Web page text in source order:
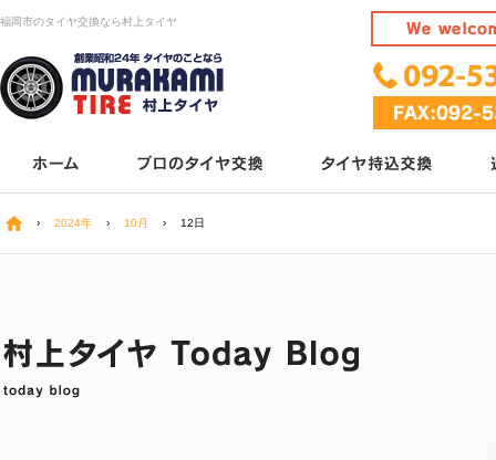
福岡市のタイヤ交換なら村上タイヤ
› 2024年 › 10月 › 12日